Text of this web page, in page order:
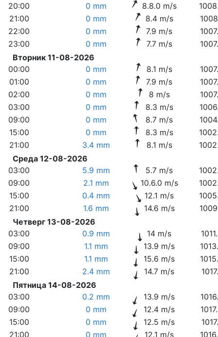
20:00
0 mm 8.8.0 m/s
21:00
0 mm 8.4 m/s
22:00
0 mm 7.9 m/s
23:00
0 mm 7.7 m/s
Вторник 11-08-2026
00:00
0 mm 8.1 m/s
01:00
0 mm 7.9 m/s
02:00
0 mm 8 m/s
03:00
0 mm 8.3 m/s
09:00
0 mm 8.7 m/s
15:00
0 mm 8.3 m/s
21:00
3.4 mm 8.1 m/s
Среда 12-08-2026
03:00
5.9 mm 5.7 m/s
09:00
2.1 mm 10.6.0 m/s
15:00
0.4 mm 12.1 m/s
21:00
1.6 mm 14.6 m/s
Четверг 13-08-2026
03:00
0.9 mm 14 m/s
09:00
1.1 mm 13.9 m/s
15:00
1.1 mm 15.6 m/s
21:00
2.4 mm 14.7 m/s
Пятница 14-08-2026
03:00
0.2 mm 13.9 m/s
09:00
0 mm 12.4 m/s
15:00
0 mm 12.5 m/s
21:00
0 mm 12.1 m/s